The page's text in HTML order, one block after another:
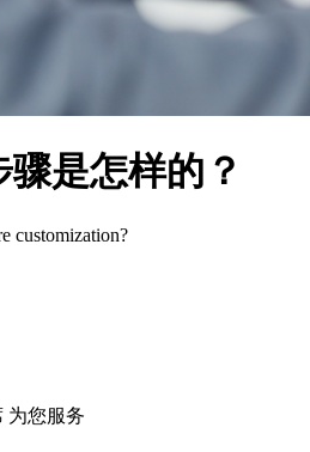
是怎样的？
customization?
为您服务